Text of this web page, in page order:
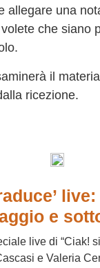
allegare una
che siano
il
ricezione.
e
live di “Ciak!
e Valeria